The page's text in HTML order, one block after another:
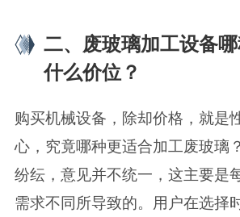
二、废玻璃加工设备哪
什么价位？
购买机械设备，除却价格，就是
心，究竟哪种更适合加工废玻璃
纷纭，意见并不统一，这主要是
需求不同所导致的。用户在选择